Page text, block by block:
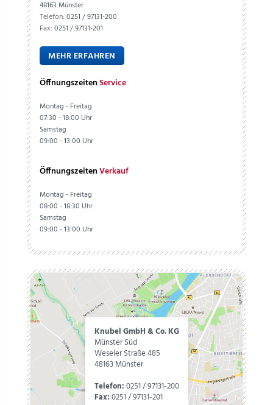
48163 Münster
Telefon: 0251 / 97131-200
Fax: 0251 / 97131-201
MEHR ERFAHREN
ÖffnungszeitenService
Montag - Freitag
07:30 - 18:00 Uhr
Samstag
09:00 - 13:00 Uhr
ÖffnungszeitenVerkauf
Montag - Freitag
08:00 - 18:30 Uhr
Samstag
09:00 - 13:00 Uhr
Knubel GmbH & Co. KG
Münster Süd
Weseler Straße 485
48163 Münster
Telefon:0251 / 97131-200
Fax:0251 / 97131-201